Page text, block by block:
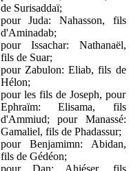
de Surisaddaï;
pour Juda: Nahasson, fils
d'Aminadab;
pour Issachar: Nathanaël,
fils de Suar;
pour Zabulon: Eliab, fils de
Hélon;
pour les fils de Joseph, pour
Ephraïm: Elisama, fils
d'Ammiud; pour Manassé:
Gamaliel, fils de Phadassur;
pour Benjamimn: Abidan,
fils de Gédéon;
pour Dan: Ahiéser, fils